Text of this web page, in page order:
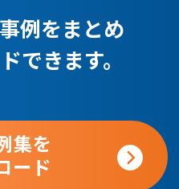
例をまとめ
できます。
集を
ード